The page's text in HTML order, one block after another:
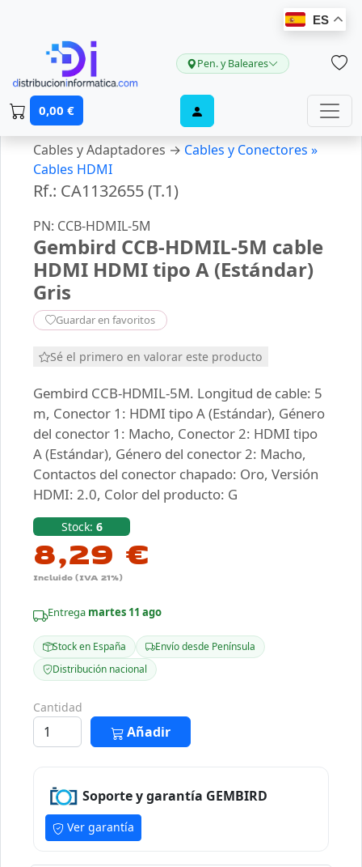
ES
Pen. y Baleares
0,00 €
Cables y Adaptadores → Cables y Conectores »
Cables HDMI
Rf.: CA1132655 (T.1)
PN: CCB-HDMIL-5M
Gembird CCB-HDMIL-5M cable
HDMI HDMI tipo A (Estándar)
Gris
Guardar en favoritos
Sé el primero en valorar este producto
Gembird CCB-HDMIL-5M. Longitud de cable: 5
m, Conector 1: HDMI tipo A (Estándar), Género
del conector 1: Macho, Conector 2: HDMI tipo
A (Estándar), Género del conector 2: Macho,
Contactos del conector chapado: Oro, Versión
HDMI: 2.0, Color del producto: G
Stock: 6
8,29 €
Incluido (IVA 21%)
Entrega martes 11 ago
Stock en España
Envío desde Península
Distribución nacional
Cantidad
Añadir
Soporte y garantía GEMBIRD
Ver garantía